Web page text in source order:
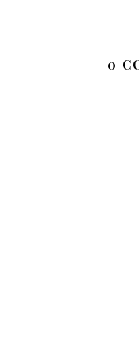
0